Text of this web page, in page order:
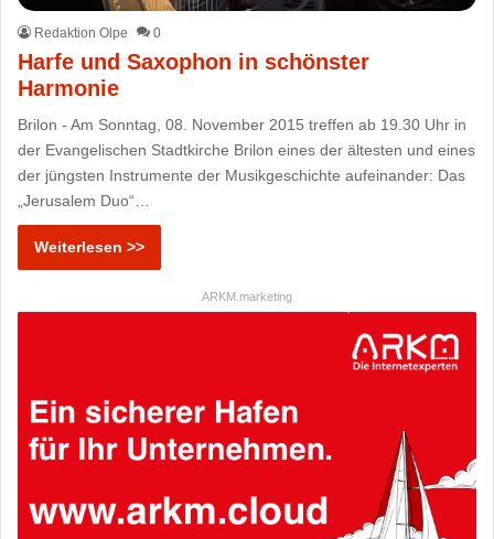
Redaktion Olpe 0
Harfe und Saxophon in schönster
Harmonie
Brilon - Am Sonntag, 08. November 2015 treffen ab 19.30 Uhr in
der Evangelischen Stadtkirche Brilon eines der ältesten und eines
der jüngsten Instrumente der Musikgeschichte aufeinander: Das
„Jerusalem Duo“…
Weiterlesen >>
ARKM.marketing